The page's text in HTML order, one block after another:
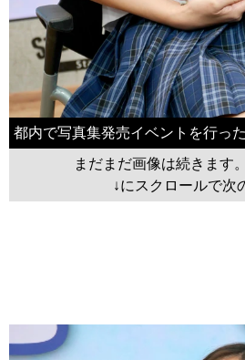
都内で写真集発売イベントを行っ
まだまだ画像は続きます
↓にスクロールで次